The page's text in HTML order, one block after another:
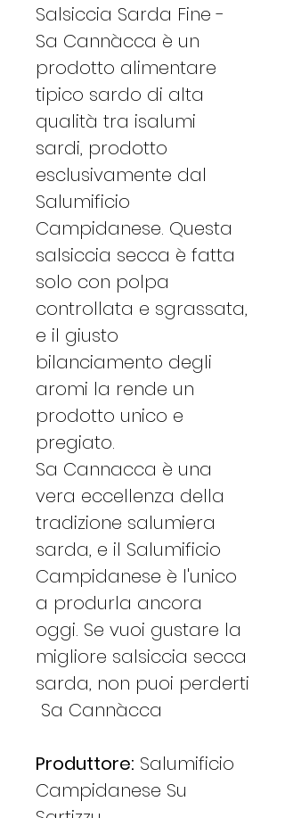
Salsiccia Sarda Fine -
Sa Cannàcca è un
prodotto alimentare
tipico sardo di alta
qualità tra isalumi
sardi, prodotto
esclusivamente dal
Salumificio
Campidanese. Questa
salsiccia secca è fatta
solo con polpa
controllata e sgrassata,
e il giusto
bilanciamento degli
aromi la rende un
prodotto unico e
pregiato.
Sa Cannacca è una
vera eccellenza della
tradizione salumiera
sarda, e il Salumificio
Campidanese è l'unico
a produrla ancora
oggi. Se vuoi gustare la
migliore salsiccia secca
sarda, non puoi perderti
Sa Cannàcca
Produttore: Salumificio
Campidanese Su